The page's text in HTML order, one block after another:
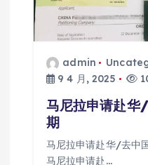
admin
9 4 月, 2025
马尼拉申请赴华
期
马尼拉申请赴华/去中
马尼拉申请赴…